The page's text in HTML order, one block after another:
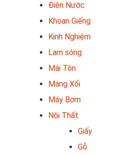
Điện Nước
Khoan Giếng
Kinh Nghiệm
Lam sóng
Mái Tôn
Máng Xối
Máy Bơm
Nội Thất
Giấy
Gỗ